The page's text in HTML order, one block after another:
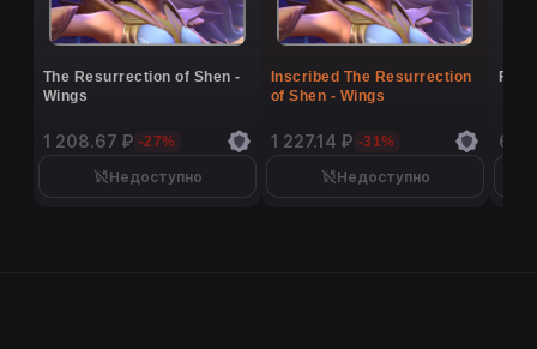
The Resurrection of Shen -
Wings
1 208.67 ₽ -27%
Недоступно
Inscribed The Resurrection
of Shen - Wings
1 227.14 ₽ -31%
Недоступно
6